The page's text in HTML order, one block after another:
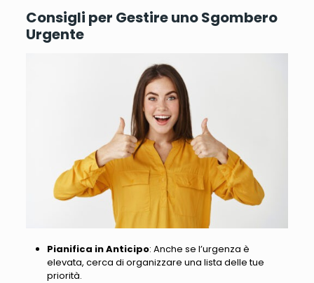
Consigli per Gestire uno Sgombero
Urgente
Pianifica in Anticipo: Anche se l’urgenza è
elevata, cerca di organizzare una lista delle tue
priorità.